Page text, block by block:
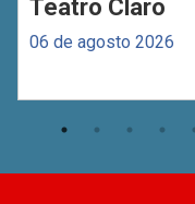
Teatro Claro
06 de agosto 2026